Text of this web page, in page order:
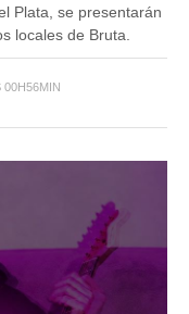
Plata, se presentarán
locales de Bruta.
00H56MIN